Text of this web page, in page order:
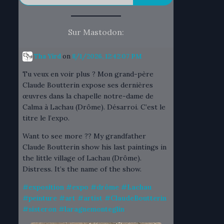
Sur Mastodon:
Tha Yird on 8/1/2026, 12:42:07 PM
Tu veux en voir plus ? Mon grand-père
Claude Boutterin expose ses dernières
œuvres dans la chapelle notre-dame de
Calma à Lachau (Drôme). Désarroi. C’est le
titre le l’expo.
Want to see more ?? My grandfather
Claude Boutterin show his last paintings in
the little village of Lachau (Drôme).
Distress. It’s the name of the show.
#exposition #expo #drôme #Lachau
#peinture #art #artist #ClaudeBoutterin
#sisteron #laragnemonteglin